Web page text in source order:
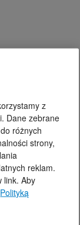
z
Dane zebrane
różnych
strony,
reklam.
link. Aby
Polityką